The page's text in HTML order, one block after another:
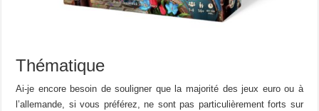
Thématique
Ai-je encore besoin de souligner que la majorité des jeux euro ou à
l’allemande, si vous préférez, ne sont pas particulièrement forts sur